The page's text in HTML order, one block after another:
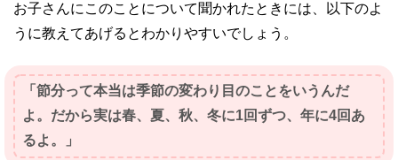
お子さんにこのことについて聞かれたときには、以下のよ
うに教えてあげるとわかりやすいでしょう。
「節分って本当は季節の変わり目のことをいうんだ
よ。だから実は春、夏、秋、冬に1回ずつ、年に4回あ
るよ。」